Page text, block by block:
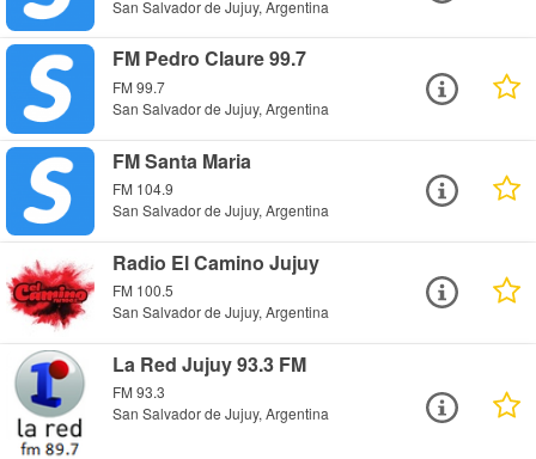
San Salvador de Jujuy, Argentina
FM Pedro Claure 99.7
FM 99.7
San Salvador de Jujuy, Argentina
FM Santa Maria
FM 104.9
San Salvador de Jujuy, Argentina
Radio El Camino Jujuy
FM 100.5
San Salvador de Jujuy, Argentina
La Red Jujuy 93.3 FM
FM 93.3
San Salvador de Jujuy, Argentina